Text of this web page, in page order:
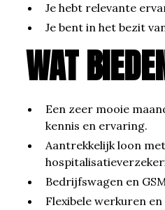
Je hebt relevante
Je bent in het bezit
WAT
Een zeer mooie
kennis en ervaring.
Aantrekkelijk loon
Bedrijfswagen en
Flexibele werkuren